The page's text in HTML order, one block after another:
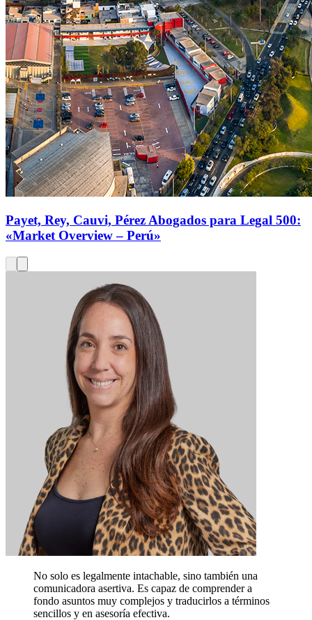
Payet, Rey, Cauvi, Pérez Abogados para Legal 500:
«Market Overview – Perú»
No solo es legalmente intachable, sino también una
comunicadora asertiva. Es capaz de comprender a
fondo asuntos muy complejos y traducirlos a términos
sencillos y en asesoría efectiva.